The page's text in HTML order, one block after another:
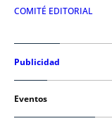
COMITÉ EDITORIAL
Publicidad
Eventos